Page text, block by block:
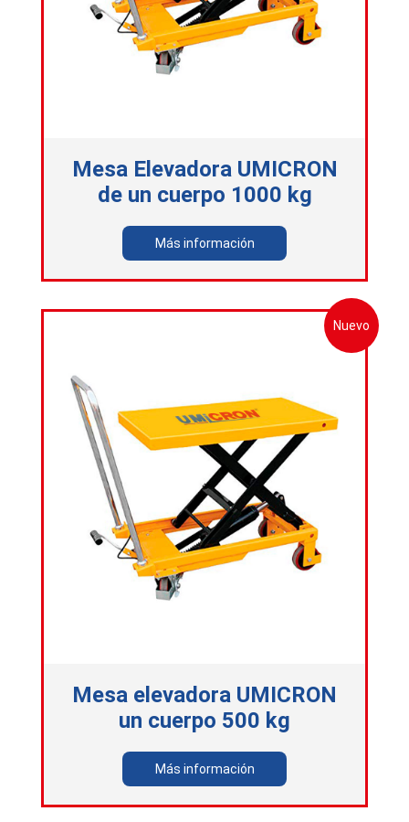
Mesa Elevadora UMICRON
de un cuerpo 1000 kg
Más información
Nuevo
Mesa elevadora UMICRON
un cuerpo 500 kg
Más información